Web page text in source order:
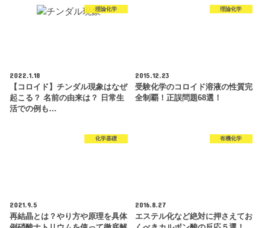
理論化学
2022.1.18
【コロイド】チンダル現象はなぜ
起こる？ 名前の由来は？ 日常生
活での例も…
理論化学
2015.12.23
受験化学のコロイド溶液の性質完
全制覇！正誤問題68選！
化学基礎
2021.9.5
再結晶とは？やり方や原理を具体
有機化学
2016.8.27
エステル化など絶対に押さえてお